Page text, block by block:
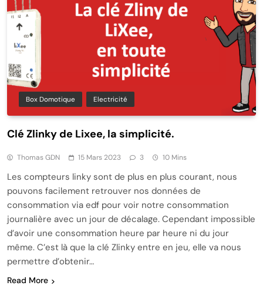
Box Domotique Electricité
Clé Zlinky de Lixee, la simplicité.
Thomas GDN 15 Mars 2023 3 10 Mins
Les compteurs linky sont de plus en plus courant, nous
pouvons facilement retrouver nos données de
consommation via edf pour voir notre consommation
journalière avec un jour de décalage. Cependant impossible
d’avoir une consommation heure par heure ni du jour
même. C’est là que la clé Zlinky entre en jeu, elle va nous
permettre d’obtenir…
Read More